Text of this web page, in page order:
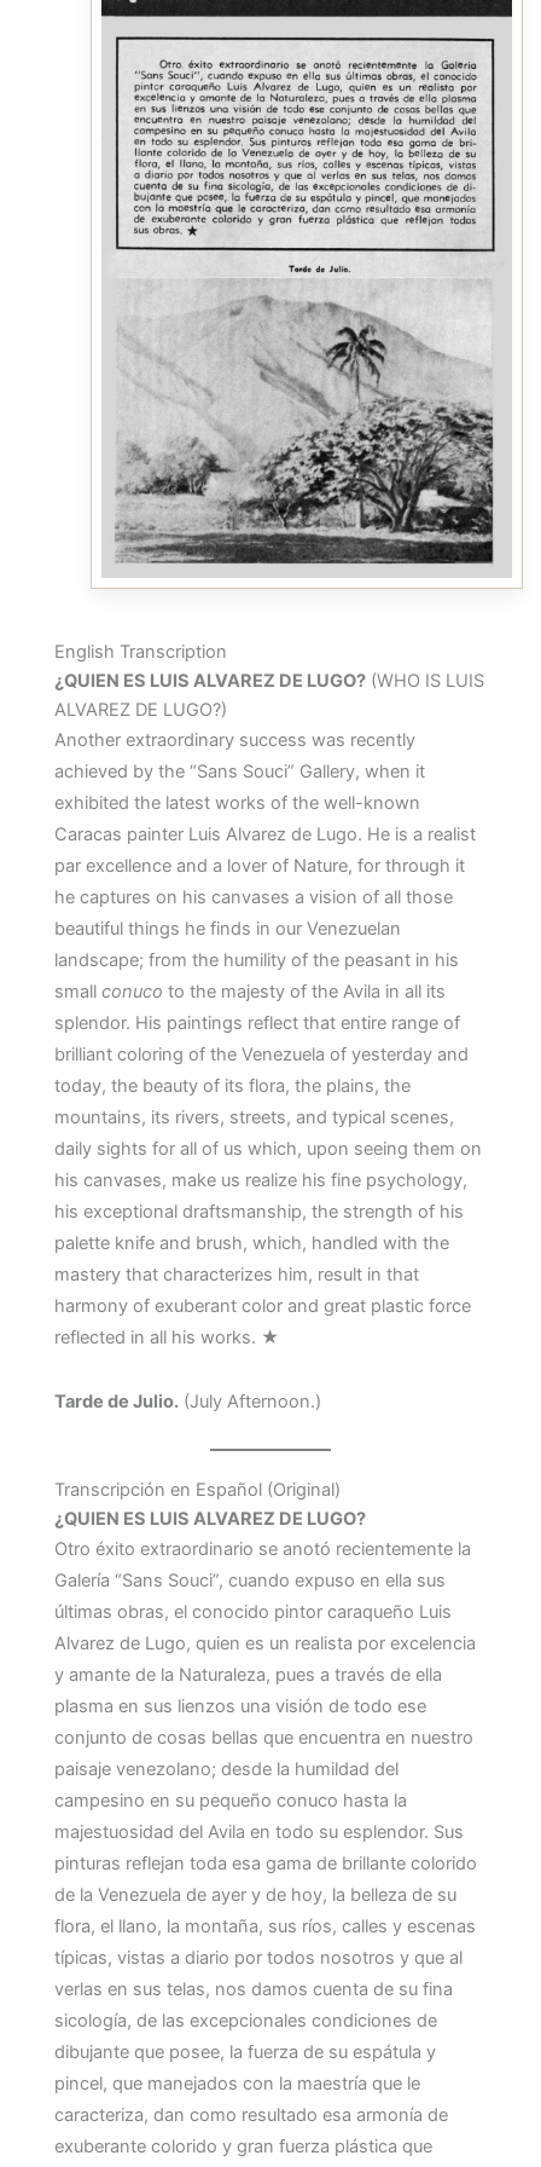
English Transcription
¿QUIEN ES LUIS ALVAREZ DE LUGO? (WHO IS LUIS
ALVAREZ DE LUGO?)
Another extraordinary success was recently
achieved by the “Sans Souci” Gallery, when it
exhibited the latest works of the well-known
Caracas painter Luis Alvarez de Lugo. He is a realist
par excellence and a lover of Nature, for through it
he captures on his canvases a vision of all those
beautiful things he finds in our Venezuelan
landscape; from the humility of the peasant in his
small conuco to the majesty of the Avila in all its
splendor. His paintings reflect that entire range of
brilliant coloring of the Venezuela of yesterday and
today, the beauty of its flora, the plains, the
mountains, its rivers, streets, and typical scenes,
daily sights for all of us which, upon seeing them on
his canvases, make us realize his fine psychology,
his exceptional draftsmanship, the strength of his
palette knife and brush, which, handled with the
mastery that characterizes him, result in that
harmony of exuberant color and great plastic force
reflected in all his works. ★
Tarde de Julio. (July Afternoon.)
Transcripción en Español (Original)
¿QUIEN ES LUIS ALVAREZ DE LUGO?
Otro éxito extraordinario se anotó recientemente la
Galería “Sans Souci”, cuando expuso en ella sus
últimas obras, el conocido pintor caraqueño Luis
Alvarez de Lugo, quien es un realista por excelencia
y amante de la Naturaleza, pues a través de ella
plasma en sus lienzos una visión de todo ese
conjunto de cosas bellas que encuentra en nuestro
paisaje venezolano; desde la humildad del
campesino en su pequeño conuco hasta la
majestuosidad del Avila en todo su esplendor. Sus
pinturas reflejan toda esa gama de brillante colorido
de la Venezuela de ayer y de hoy, la belleza de su
flora, el llano, la montaña, sus ríos, calles y escenas
típicas, vistas a diario por todos nosotros y que al
verlas en sus telas, nos damos cuenta de su fina
sicología, de las excepcionales condiciones de
dibujante que posee, la fuerza de su espátula y
pincel, que manejados con la maestría que le
caracteriza, dan como resultado esa armonía de
exuberante colorido y gran fuerza plástica que